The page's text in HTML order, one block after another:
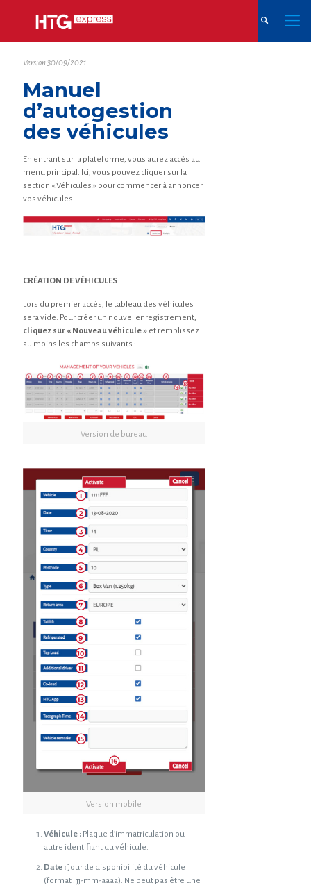
Version 30/09/2021
Manuel
d’autogestion
des véhicules
En entrant sur la plateforme, vous aurez accès au
menu principal. Ici, vous pouvez cliquer sur la
section « Véhicules » pour commencer à annoncer
vos véhicules.
CRÉATION DE VÉHICULES
Lors du premier accès, le tableau des véhicules
sera vide. Pour créer un nouvel enregistrement,
cliquez sur « Nouveau véhicule » et remplissez
au moins les champs suivants :
Version de bureau
Version mobile
Véhicule : Plaque d’immatriculation ou
autre identifiant du véhicule.
Date :Jour de disponibilité du véhicule
(format : jj-mm-aaaa). Ne peut pas être une